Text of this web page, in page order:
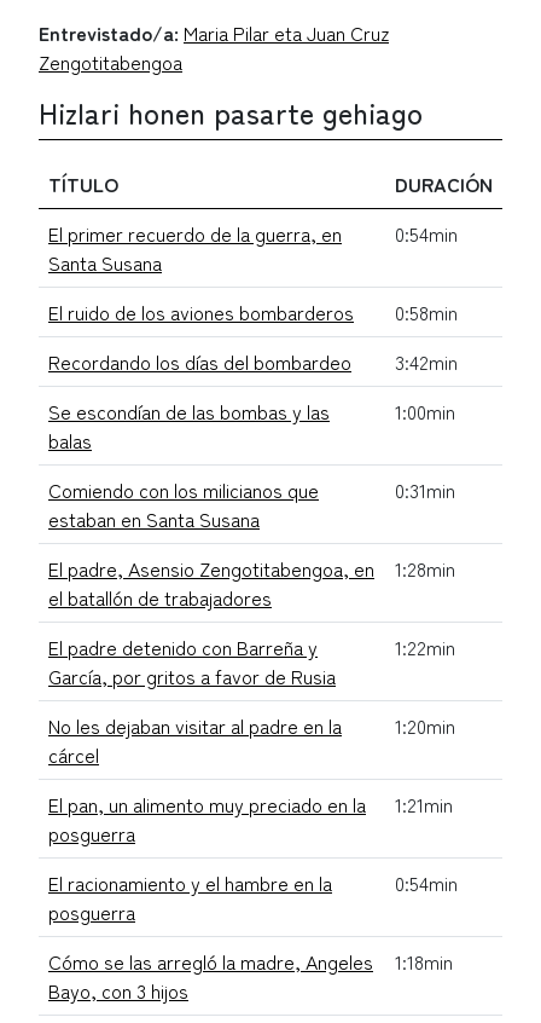
Entrevistado/a: Maria Pilar eta Juan Cruz
Zengotitabengoa
Hizlari honen pasarte gehiago
TÍTULO
DURACIÓN
El primer recuerdo de la guerra, en
Santa Susana
0:54min
El ruido de los aviones bombarderos
0:58min
Recordando los días del bombardeo
3:42min
Se escondían de las bombas y las
balas
1:00min
Comiendo con los milicianos que
estaban en Santa Susana
0:31min
El padre, Asensio Zengotitabengoa, en
el batallón de trabajadores
1:28min
El padre detenido con Barreña y
García, por gritos a favor de Rusia
1:22min
No les dejaban visitar al padre en la
cárcel
1:20min
El pan, un alimento muy preciado en la
posguerra
1:21min
El racionamiento y el hambre en la
posguerra
0:54min
Cómo se las arregló la madre, Angeles
Bayo, con 3 hijos
1:18min